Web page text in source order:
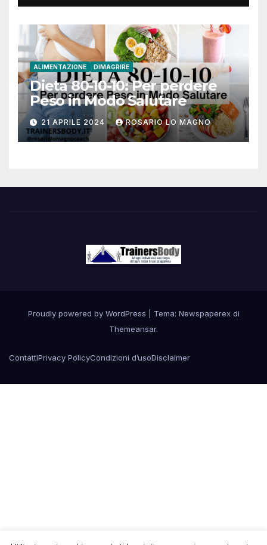
ALIMENTAZIONE DIMAGRIRE
Dieta 80-10-10: Per perdere
Peso in Modo Salutare
21 APRILE 2024 ROSARIO LO MAGNO
Proudly powered by WordPress
Tema: Newspaperex di
Themeansar.
ContattiPrivacy PolicyCondizioni d’usoDisclaimer